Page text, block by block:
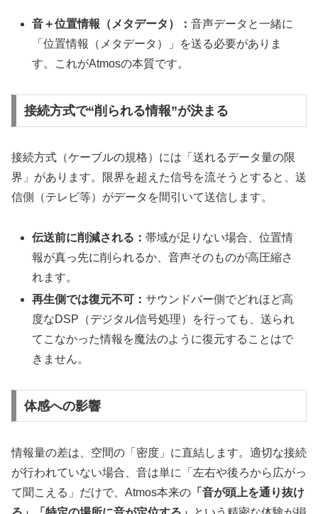
音＋位置情報（メタデータ）：音声データと一緒に
「位置情報（メタデータ）」を送る必要がありま
す。これがAtmosの本質です。
接続方式で“削られる情報”が決まる
接続方式（ケーブルの規格）には「送れるデータ量の限
界」があります。限界を超えた信号を流そうとすると、送
信側（テレビ等）がデータを間引いて送信します。
伝送前に削減される：帯域が足りない場合、位置情
報が真っ先に削られるか、音声そのものが高圧縮さ
れます。
再生側では復元不可：サウンドバー側でどれほど高
度なDSP（デジタル信号処理）を行っても、送られ
てこなかった情報を魔法のように復元することはで
きません。
体感への影響
情報量の差は、空間の「密度」に直結します。適切な接続
が行われていない場合、音は単に「左右や後ろから広がっ
て聞こえる」だけで、Atmos本来の 「音が頭上を通り抜け